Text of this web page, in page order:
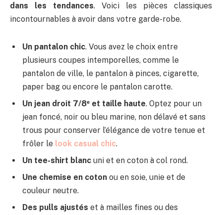
dans les tendances. Voici les pièces classiques
incontournables à avoir dans votre garde-robe.
Un pantalon chic. Vous avez le choix entre
plusieurs coupes intemporelles, comme le
pantalon de ville, le pantalon à pinces, cigarette,
paper bag ou encore le pantalon carotte.
Un jean droit 7/8ᵉ et taille haute. Optez pour un
jean foncé, noir ou bleu marine, non délavé et sans
trous pour conserver l’élégance de votre tenue et
frôler le look casual chic.
Un tee-shirt blanc uni et en coton à col rond.
Une chemise en coton ou en soie, unie et de
couleur neutre.
Des pulls ajustés et à mailles fines ou des